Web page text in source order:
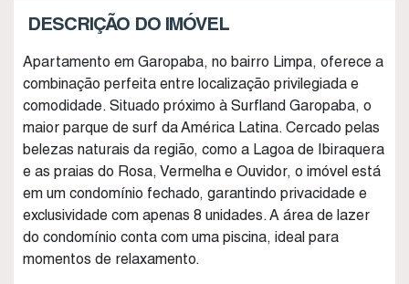
DESCRIÇÃO DO IMÓVEL
Apartamento em Garopaba, no bairro Limpa, oferece a
combinação perfeita entre localização privilegiada e
comodidade. Situado próximo à Surfland Garopaba, o
maior parque de surf da América Latina. Cercado pelas
belezas naturais da região, como a Lagoa de Ibiraquera
e as praias do Rosa, Vermelha e Ouvidor, o imóvel está
em um condomínio fechado, garantindo privacidade e
exclusividade com apenas 8 unidades. A área de lazer
do condomínio conta com uma piscina, ideal para
momentos de relaxamento.